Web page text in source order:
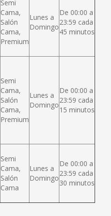
Semi
Cama,
Salón
Cama,
Premium
Lunes a
Domingo
De 00:00 a
23:59 cada
45 minutos
Semi
Cama,
Salón
Cama,
Premium
Lunes a
Domingo
De 00:00 a
23:59 cada
15 minutos
Semi
Cama,
Salón
Cama
Lunes a
Domingo
De 00:00 a
23:59 cada
30 minutos